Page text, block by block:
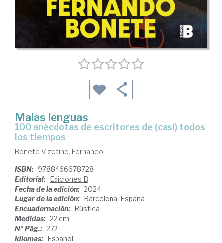
Malas lenguas
100 anécdotas de escritores de (casi) todos
los tiempos
Bonete Vizcaíno, Fernando
ISBN: 9788466678728
Editorial: Ediciones B
Fecha de la edición: 2024
Lugar de la edición: Barcelona. España
Encuadernación: Rústica
Medidas: 22 cm
Nº Pág.: 272
Idiomas: Español